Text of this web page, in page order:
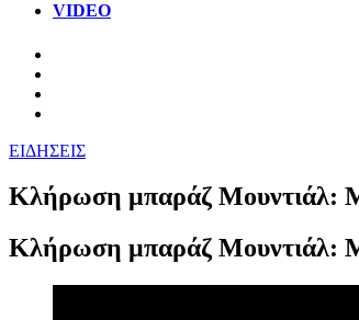
VIDEO
ΕΙΔΗΣΕΙΣ
Κλήρωση μπαράζ Μουντιάλ:
Κλήρωση μπαράζ Μουντιάλ: